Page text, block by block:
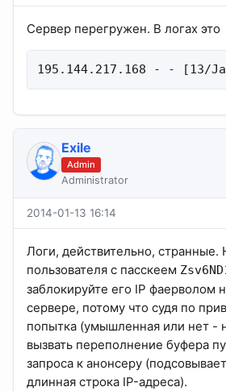
Сервер перегружен. В логах это
195.144.217.168 - - [13/Jan/
Exile
Admin
Administrator
2014-01-13 16:14
Логи, действительно, странные.
пользователя с пасскеем
заблокируйте его IP фаерволом
сервере, потому что судя по
попытка (умышленная или нет -
вызвать переполнение буфера
запроса к анонсеру
длинная строка IP-адреса).